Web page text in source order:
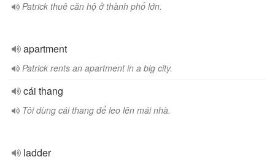
Patrick thuê căn hộ ở thành phố lớn.
apartment
Patrick rents an apartment in a big city.
cái thang
Tôi dùng cái thang để leo lên mái nhà.
ladder